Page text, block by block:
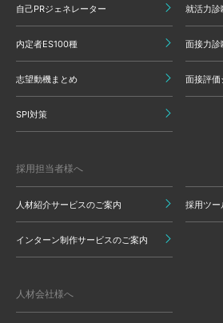
自己PRジェネレーター 就活力診
内定者ES100種 面接力診
志望動機まとめ 面接評価
SPI対策
採用担当者様へ
人材紹介サービスのご案内 採用ツー
インターン制作サービスのご案内
人材会社様へ